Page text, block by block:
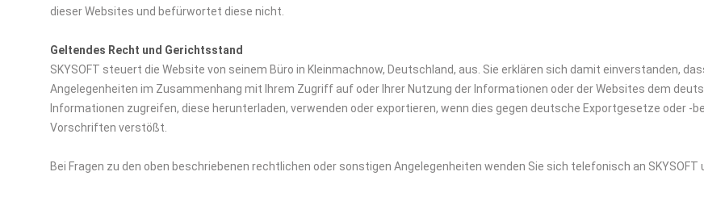
dieser Websites und befürwortet diese nicht.
Geltendes Recht und Gerichtsstand
SKYSOFT steuert die Website von seinem Büro in Kleinmachnow, Deutschland, aus. Sie erklären sich damit einverstanden,
Angelegenheiten im Zusammenhang mit Ihrem Zugriff auf oder Ihrer Nutzung der Informationen oder der Websites dem
Informationen zugreifen, diese herunterladen, verwenden oder exportieren, wenn dies gegen deutsche Exportgesetze oder -
Vorschriften verstößt.
Bei Fragen zu den oben beschriebenen rechtlichen oder sonstigen Angelegenheiten wenden Sie sich telefonisch an SKYSOFT